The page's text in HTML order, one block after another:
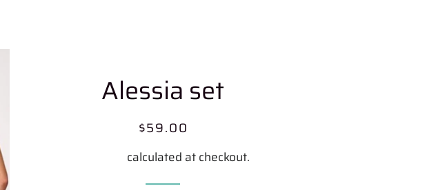
Alessia set
Regular
Sale
$59.00
calculated at checkout.